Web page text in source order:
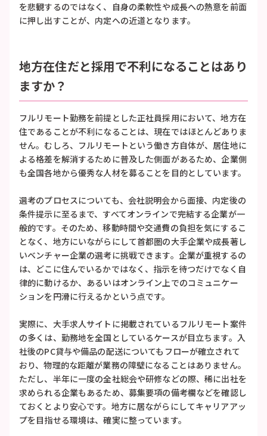
を悲観するのではなく、自身の柔軟性や成長への熱意を前面
に押し出すことが、内定への近道となります。
地方在住だと採用で不利になることはあり
ますか？
フルリモート勤務を前提とした正社員採用において、地方在
住であることが不利になることは、現在ではほとんどありま
せん。むしろ、フルリモートという働き方自体が、居住地に
よる格差を解消するために普及した側面があるため、企業側
も全国各地から優秀な人材を募ることを目的としています。
選考のプロセスについても、会社説明会から面接、内定後の
条件提示に至るまで、すべてオンラインで完結する企業が一
般的です。そのため、移動時間や交通費の負担を気にするこ
となく、地方にいながらにして首都圏の大手企業や成長著し
いベンチャー企業の選考に挑戦できます。企業が重視するの
は、どこに住んでいるかではなく、指示を待つだけでなく自
律的に動けるか、あるいはオンライン上でのコミュニケー
ションを円滑に行えるかという点です。
実際に、大手求人サイトに掲載されているフルリモート案件
の多くは、勤務地を全国としているケースが目立ちます。入
社後のPC貸与や備品の配送についてもフローが確立されて
おり、物理的な距離が業務の障壁になることはありません。
ただし、半年に一度の全社総会や研修などの際、稀に出社を
求められる企業もあるため、募集要項の備考欄などを確認し
ておくとより安心です。地方に居ながらにしてキャリアアッ
プを目指せる環境は、確実に整っています。